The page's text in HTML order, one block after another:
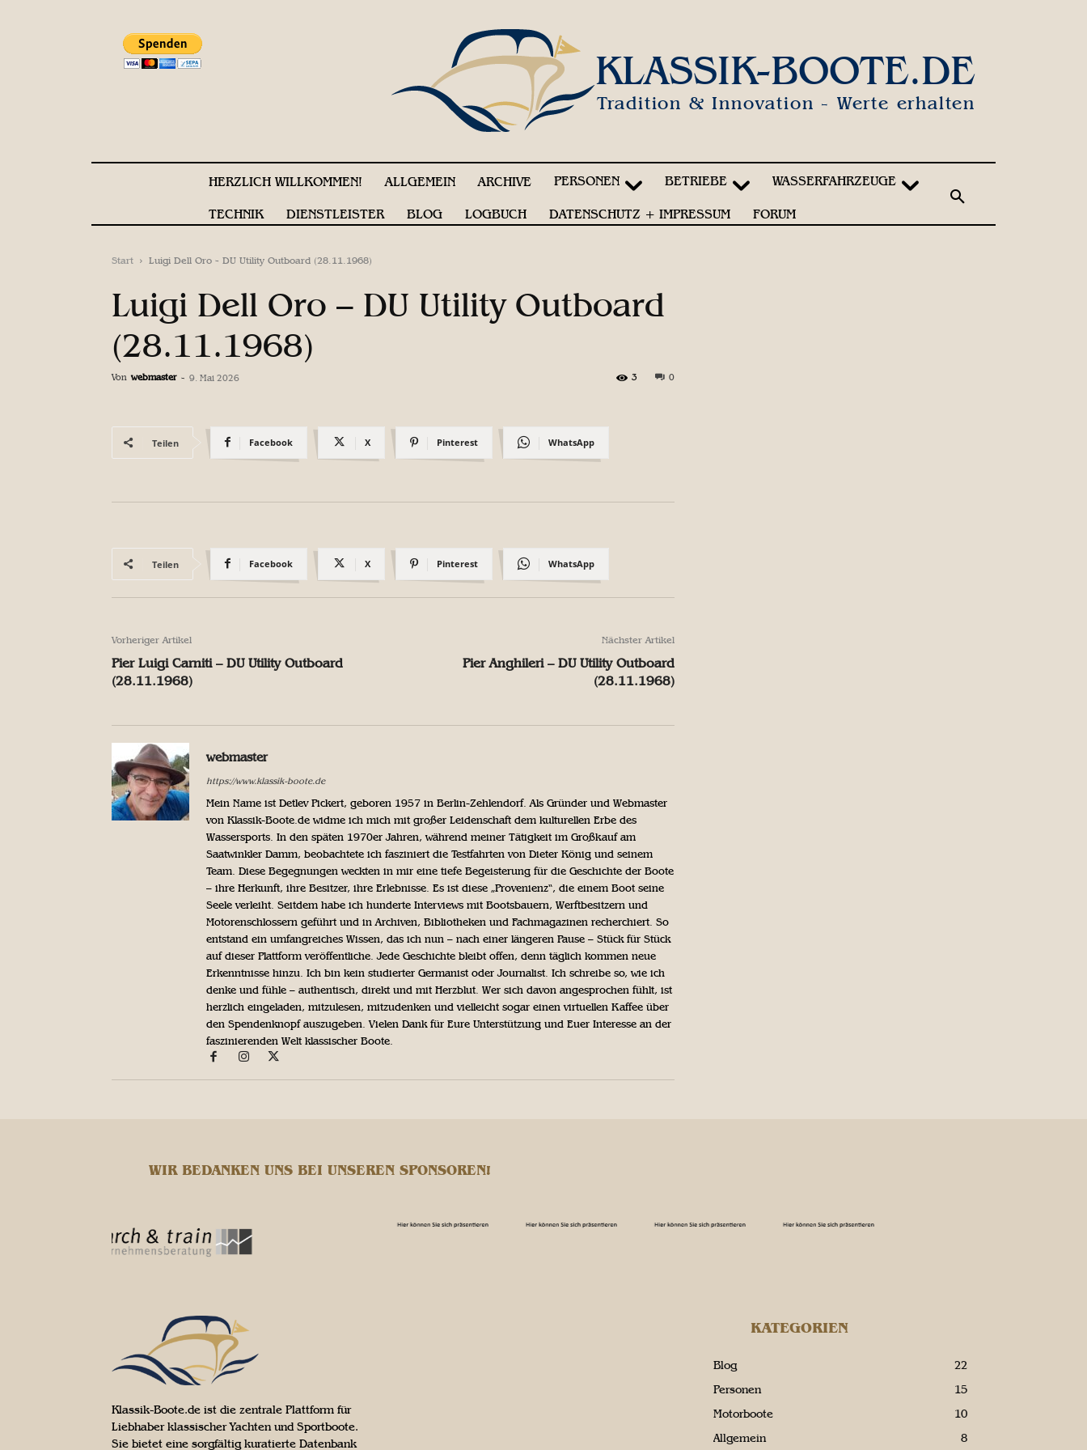
KLASSIK-BOOTE.DE
Tradition & Innovation - Werte erhalten
HERZLICH WILLKOMMEN! ALLGEMEIN ARCHIVE PERSONEN BETRIEBE WASSERFAHRZEUGE
TECHNIK DIENSTLEISTER BLOG LOGBUCH DATENSCHUTZ + IMPRESSUM FORUM
Start Luigi Dell Oro - DU Utility Outboard (28.11.1968)
Luigi Dell Oro – DU Utility Outboard
(28.11.1968)
Von webmaster - 9. Mai 2026 0
3
Teilen Facebook X Pinterest WhatsApp
Teilen Facebook X Pinterest WhatsApp
Vorheriger Artikel
Pier Luigi Carniti – DU Utility Outboard
(28.11.1968)
Nächster Artikel
Pier Anghileri – DU Utility Outboard
(28.11.1968)
webmaster
https://www.klassik-boote.de
Mein Name ist Detlev Pickert, geboren 1957 in Berlin-Zehlendorf. Als Gründer und Webmaster
von Klassik-Boote.de widme ich mich mit großer Leidenschaft dem kulturellen Erbe des
Wassersports. In den späten 1970er Jahren, während meiner Tätigkeit im Großkauf am
Saatwinkler Damm, beobachtete ich fasziniert die Testfahrten von Dieter König und seinem
Team. Diese Begegnungen weckten in mir eine tiefe Begeisterung für die Geschichte der Boote
– ihre Herkunft, ihre Besitzer, ihre Erlebnisse. Es ist diese „Provenienz“, die einem Boot seine
Seele verleiht. Seitdem habe ich hunderte Interviews mit Bootsbauern, Werftbesitzern und
Motorenschlossern geführt und in Archiven, Bibliotheken und Fachmagazinen recherchiert. So
entstand ein umfangreiches Wissen, das ich nun – nach einer längeren Pause – Stück für Stück
auf dieser Plattform veröffentliche. Jede Geschichte bleibt offen, denn täglich kommen neue
Erkenntnisse hinzu. Ich bin kein studierter Germanist oder Journalist. Ich schreibe so, wie ich
denke und fühle – authentisch, direkt und mit Herzblut. Wer sich davon angesprochen fühlt, ist
herzlich eingeladen, mitzulesen, mitzudenken und vielleicht sogar einen virtuellen Kaffee über
den Spendenknopf auszugeben. Vielen Dank für Eure Unterstützung und Euer Interesse an der
faszinierenden Welt klassischer Boote.
WIR BEDANKEN UNS BEI UNSEREN SPONSOREN!
Klassik-Boote.de ist die zentrale Plattform für
Liebhaber klassischer Yachten und Sportboote.
Sie bietet eine sorgfältig kuratierte Datenbank
KATEGORIEN
Blog
22
Personen
15
Motorboote
10
Allgemein
8